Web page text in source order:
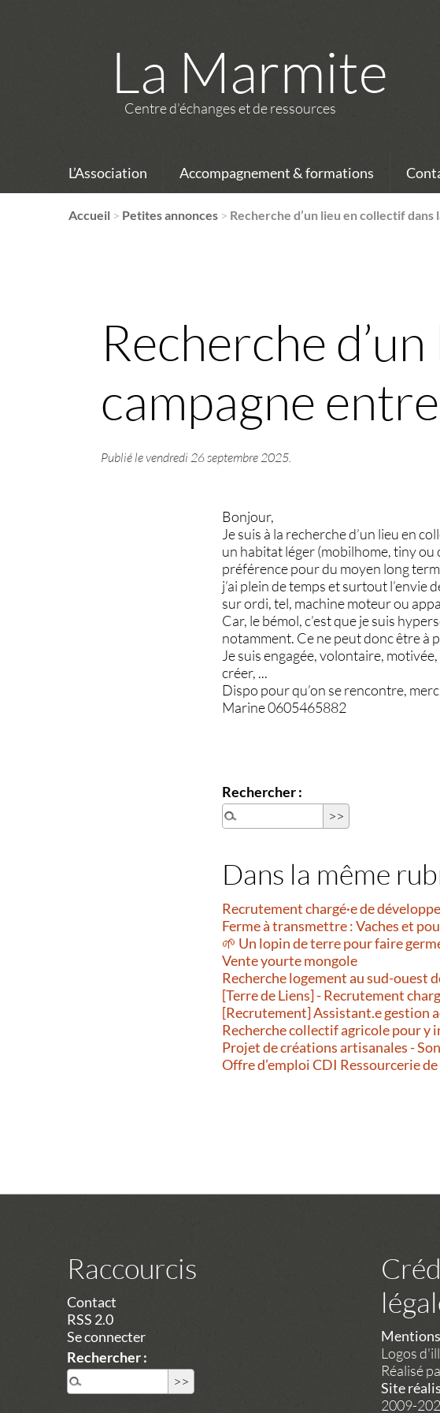
La Marmite
Centre d’échanges et de ressources
L’Association Accompagnement & formations
Accueil > Petites annonces > Recherche d’un lieu en collectif
Recherche
campagne
Publié levendredi 26 septembre 2025.
Bonjour,
Je suis à la recherche d’un lieu en
un habitat léger (mobilhome, tiny ou
préférence pour du moyen long
j’ai plein de temps et surtout l’envie
sur ordi, tel, machine moteur ou
Car, le bémol, c’est que je suis
notamment. Ce ne peut donc être à
Je suis engagée, volontaire,
créer, ...
Dispo pour qu’on se rencontre,
Marine 0605465882
Rechercher :
Dans la même
Recrutement chargé·e de
Ferme à transmettre : Vaches et
🌱 Un lopin de terre pour faire
Vente yourte mongole
Recherche logement au sud-ouest
[Terre de Liens] - Recrutement
[Recrutement] Assistant.e gestion
Recherche collectif agricole pour
Projet de créations artisanales -
Offre d’emploi CDI Ressourcerie
Raccourcis
Contact
RSS 2.0
Se connecter
Rechercher :
Logos
Réalisé
Site
2009-